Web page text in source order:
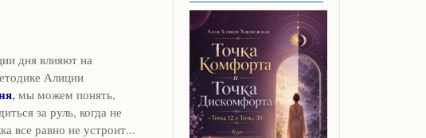
дня влияют на
Алиции
, мы можем понять,
за руль, когда не
все равно не устроит...